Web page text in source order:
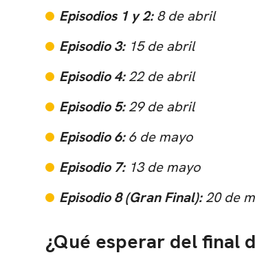
Episodios 1 y 2:8 de abril
Episodio 3:15 de abril
Episodio 4:22 de abril
Episodio 5:29 de abril
Episodio 6:6 de mayo
Episodio 7:13 de mayo
Episodio 8 (Gran Final):20 de
¿Qué esperar del final